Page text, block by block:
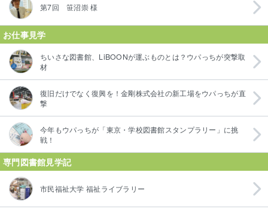
第7回 笹沼崇 様
お仕事見学
ちいさな図書館、LiBOONが運ぶものとは？ウパっちが突撃取
材
復旧だけでなく復興を！金剛株式会社の新工場をウパっちが直
撃
今年もウパっちが「東京・学校図書館スタンプラリー」に挑
戦！
専門図書館見学記
市民福祉大学 福祉ライブラリー